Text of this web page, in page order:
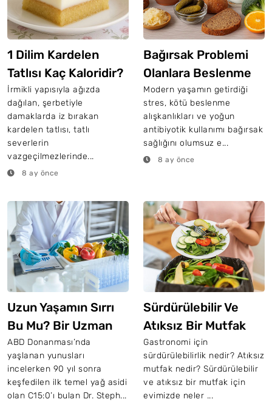
1 Dilim Kardelen
Tatlısı Kaç Kaloridir?
İrmikli yapısıyla ağızda
dağılan, şerbetiyle
damaklarda iz bırakan
kardelen tatlısı, tatlı
severlerin
vazgeçilmezlerinde...
8 ay önce
Bağırsak Problemi
Olanlara Beslenme
Tüyoları
Modern yaşamın getirdiği
stres, kötü beslenme
alışkanlıkları ve yoğun
antibiyotik kullanımı bağırsak
sağlığını olumsuz e...
8 ay önce
Uzun Yaşamın Sırrı
Bu Mu? Bir Uzman
Her Gün Bu Gıdayı
Söylüyor
ABD Donanması’nda
yaşlanan yunusları
incelerken 90 yıl sonra
keşfedilen ilk temel yağ asidi
olan C15:0’ı bulan Dr. Steph...
Sürdürülebilir Ve
Atıksız Bir Mutfak
İçin Neler Yapılmalı?
Gastronomi için
sürdürülebilirlik nedir? Atıksız
mutfak nedir? Sürdürülebilir
ve atıksız bir mutfak için
evimizde neler ...